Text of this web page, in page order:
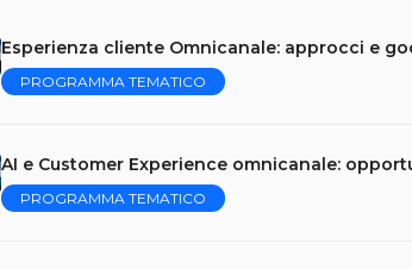
Esperienza cliente Omnicanale: approcci e
PROGRAMMA TEMATICO
AI e Customer Experience omnicanale:
PROGRAMMA TEMATICO